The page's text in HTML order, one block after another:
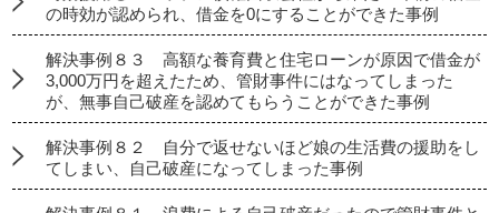
の時効が認められ、借金を0にすることができた事例
解決事例８３ 高額な養育費と住宅ローンが原因で借金が
3,000万円を超えたため、管財事件にはなってしまった
が、無事自己破産を認めてもらうことができた事例
解決事例８２ 自分で返せないほど娘の生活費の援助をし
てしまい、自己破産になってしまった事例